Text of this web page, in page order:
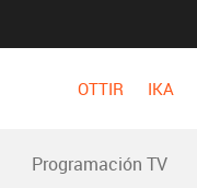
OTTIR IKA
Programación TV